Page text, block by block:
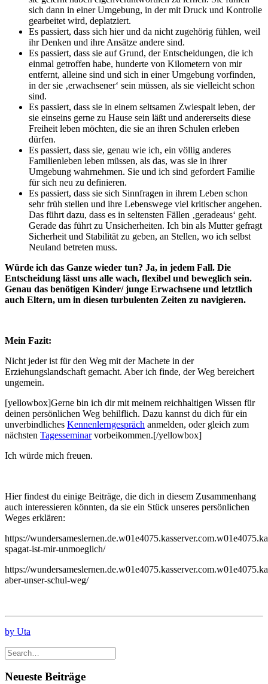
sich dann in einer Umgebung, in der mit Druck und Kontrolle
gearbeitet wird, deplatziert.
Es passiert, dass sich hier und da nicht zugehörig fühlen, weil
ihr Denken und ihre Ansätze andere sind.
Es passiert, dass sie auf Grund, der Entscheidungen, die ich
einmal getroffen habe, hunderte von Kilometern von mir
entfernt, alleine sind und sich in einer Umgebung vorfinden,
in der sie ‚erwachsener‘ sein müssen, als sie vielleicht schon
sind.
Es passiert, dass sie in einem seltsamen Zwiespalt leben, der
sie einseins gerne zu Hause sein läßt und andererseits diese
Freiheit leben möchten, die sie an ihren Schulen erleben
dürfen.
Es passiert, dass sie, genau wie ich, ein völlig anderes
Familienleben leben müssen, als das, was sie in ihrer
Umgebung wahrnehmen. Sie und ich sind gefordert Familie
für sich neu zu definieren.
Es passiert, dass sie sich Sinnfragen in ihrem Leben schon
sehr früh stellen und ihre Lebenswege viel kritischer angehen.
Das führt dazu, dass es in seltensten Fällen ‚geradeaus‘ geht.
Gerade das führt zu Unsicherheiten. Ich bin als Mutter gefragt
Sicherheit und Stabilität zu geben, an Stellen, wo ich selbst
Neuland betreten muss.
Würde ich das Ganze wieder tun? Ja, in jedem Fall. Die
Entscheidung lässt uns alle wach, flexibel und beweglich sein.
Genau das benötigen Kinder/ junge Erwachsene und letztlich
auch Eltern, um in diesen turbulenten Zeiten zu navigieren.
Mein Fazit:
Nicht jeder ist für den Weg mit der Machete in der
Erziehungslandschaft gemacht. Aber ich finde, der Weg bereichert
ungemein.
[yellowbox]Gerne bin ich dir mit meinem reichhaltigen Wissen für
deinen persönlichen Weg behilflich. Dazu kannst du dich für ein
unverbindliches Kennenlerngespräch anmelden, oder gleich zum
nächsten Tagesseminarvorbeikommen.[/yellowbox]
Ich würde mich freuen.
Hier findest du einige Beiträge, die dich in diesem Zusammenhang
auch interessieren könnten, da sie ein Stück unseres persönlichen
Weges erklären:
https://
spagat-ist-mir-unmoeglich/
https://
aber-unser-schul-weg/
by Uta
Neueste Beiträge